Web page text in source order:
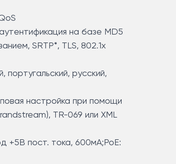
на базе MD5
SRTP*, TLS, 802.1x
португальский, русский,
настройка при помощи
TR-069 или XML
+5В пост. тока, 600мА;PoE: